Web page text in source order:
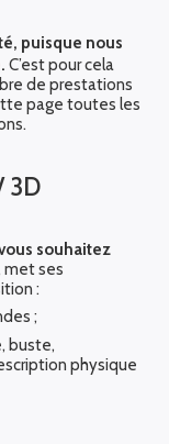
puisque nous
. C’est pour cela
de prestations
page toutes les
3D
souhaitez
met ses
:
;
buste,
physique